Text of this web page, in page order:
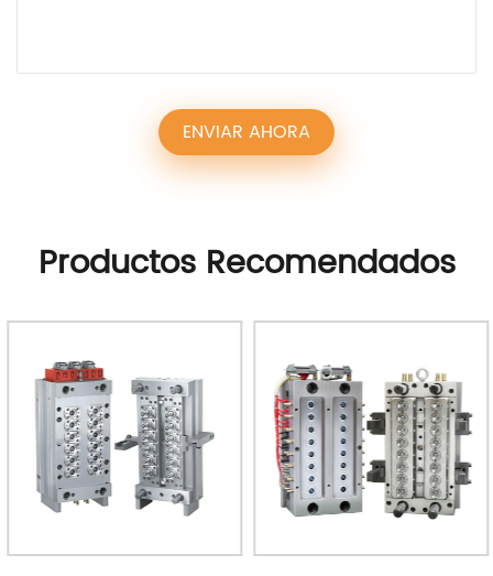
Productos Recomendados